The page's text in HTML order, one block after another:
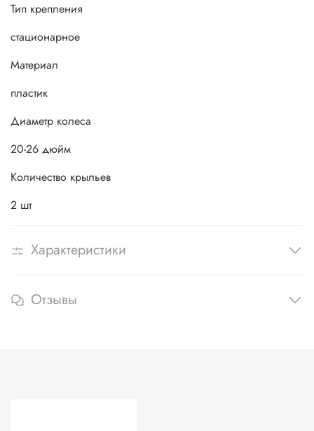
Тип крепления
стационарное
Материал
пластик
Диаметр колеса
20-26 дюйм
Количество крыльев
2 шт
Характеристики
Отзывы